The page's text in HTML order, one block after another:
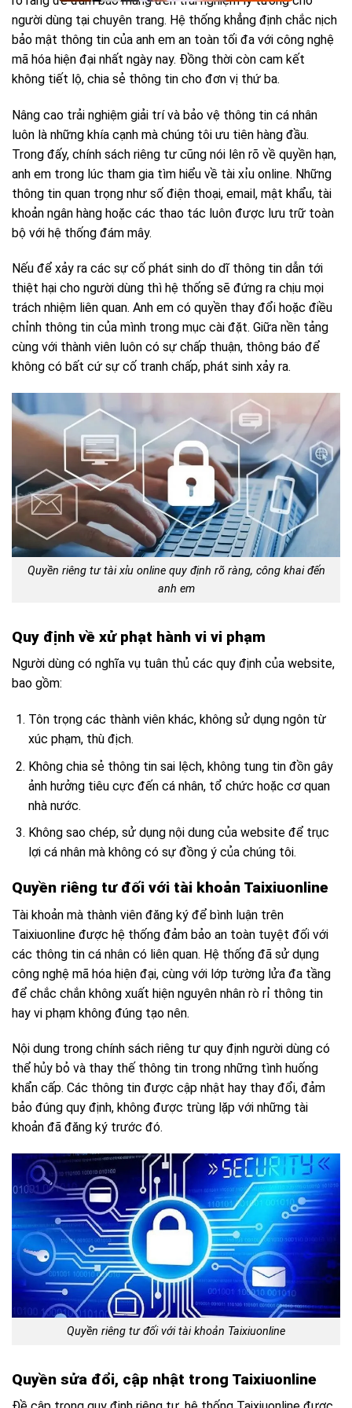
người dùng tại chuyên trang. Hệ thống khẳng định chắc nịch
bảo mật thông tin của anh em an toàn tối đa với công nghệ
mã hóa hiện đại nhất ngày nay. Đồng thời còn cam kết
không tiết lộ, chia sẻ thông tin cho đơn vị thứ ba.
Nâng cao trải nghiệm giải trí và bảo vệ thông tin cá nhân
luôn là những khía cạnh mà chúng tôi ưu tiên hàng đầu.
Trong đấy, chính sách riêng tư cũng nói lên rõ về quyền hạn,
anh em trong lúc tham gia tìm hiểu về tài xỉu online. Những
thông tin quan trọng như số điện thoại, email, mật khẩu, tài
khoản ngân hàng hoặc các thao tác luôn được lưu trữ toàn
bộ với hệ thống đám mây.
Nếu để xảy ra các sự cố phát sinh do dĩ thông tin dẫn tới
thiệt hại cho người dùng thì hệ thống sẽ đứng ra chịu mọi
trách nhiệm liên quan. Anh em có quyền thay đổi hoặc điều
chỉnh thông tin của mình trong mục cài đặt. Giữa nền tảng
cùng với thành viên luôn có sự chấp thuận, thông báo để
không có bất cứ sự cố tranh chấp, phát sinh xảy ra.
Quyền riêng tư tài xỉu online quy định rõ ràng, công khai đến
anh em
Quy định về xử phạt hành vi vi phạm
Người dùng có nghĩa vụ tuân thủ các quy định của website,
bao gồm:
Tôn trọng các thành viên khác, không sử dụng ngôn từ
xúc phạm, thù địch.
Không chia sẻ thông tin sai lệch, không tung tin đồn gây
ảnh hưởng tiêu cực đến cá nhân, tổ chức hoặc cơ quan
nhà nước.
Không sao chép, sử dụng nội dung của website để trục
lợi cá nhân mà không có sự đồng ý của chúng tôi.
Quyền riêng tư đối với tài khoản Taixiuonline
Tài khoản mà thành viên đăng ký để bình luận trên
Taixiuonline được hệ thống đảm bảo an toàn tuyệt đối với
các thông tin cá nhân có liên quan. Hệ thống đã sử dụng
công nghệ mã hóa hiện đại, cùng với lớp tường lửa đa tầng
để chắc chắn không xuất hiện nguyên nhân rò rỉ thông tin
hay vi phạm không đúng tạo nên.
Nội dung trong chính sách riêng tư quy định người dùng có
thể hủy bỏ và thay thế thông tin trong những tình huống
khẩn cấp. Các thông tin được cập nhật hay thay đổi, đảm
bảo đúng quy định, không được trùng lặp với những tài
khoản đã đăng ký trước đó.
Quyền riêng tư đối với tài khoản Taixiuonline
Quyền sửa đổi, cập nhật trong Taixiuonline